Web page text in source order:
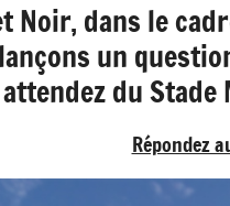
Noir, dans le
un
du Stade
Répondez